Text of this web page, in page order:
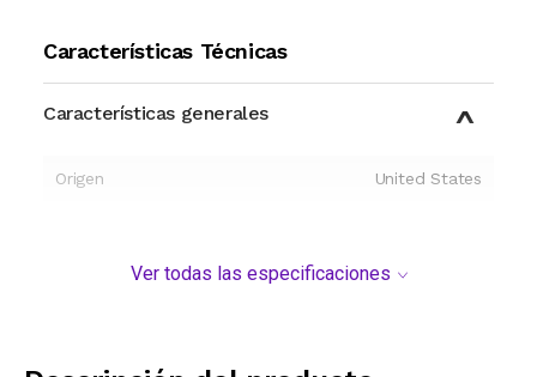
Características Técnicas
Características generales
Origen United States
Ver todas las especificaciones